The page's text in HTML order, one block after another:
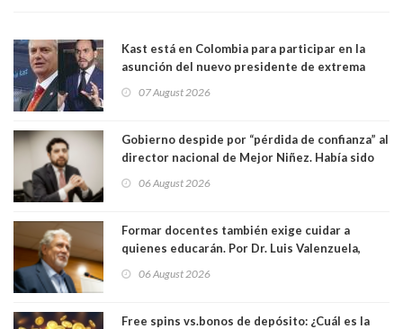
Kast está en Colombia para participar en la
asunción del nuevo presidente de extrema
07 August 2026
Gobierno despide por “pérdida de confianza” al
director nacional de Mejor Niñez. Había sido
06 August 2026
Formar docentes también exige cuidar a
quienes educarán. Por Dr. Luis Valenzuela,
Académicos U. Católica Silva Henríquez
06 August 2026
Free spins vs.bonos de depósito: ¿Cuál es la